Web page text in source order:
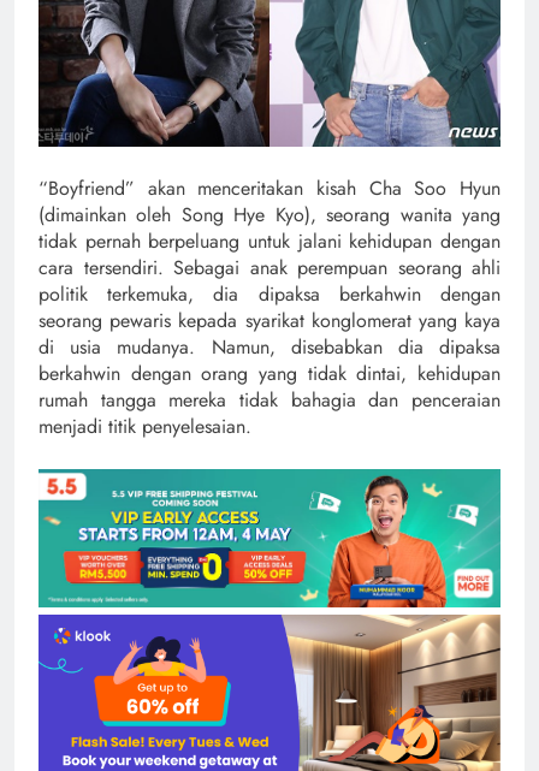
“Boyfriend” akan menceritakan kisah Cha Soo Hyun
(dimainkan oleh Song Hye Kyo), seorang wanita yang
tidak pernah berpeluang untuk jalani kehidupan dengan
cara tersendiri. Sebagai anak perempuan seorang ahli
politik terkemuka, dia dipaksa berkahwin dengan
seorang pewaris kepada syarikat konglomerat yang kaya
di usia mudanya. Namun, disebabkan dia dipaksa
berkahwin dengan orang yang tidak dintai, kehidupan
rumah tangga mereka tidak bahagia dan penceraian
menjadi titik penyelesaian.